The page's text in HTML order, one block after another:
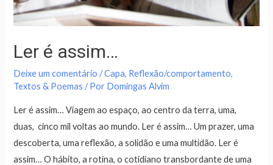
Ler é assim…
Deixe um comentário /Capa, Reflexão/comportamento,
Textos & Poemas / Por Domingas Alvim
Ler é assim… Viagem ao espaço, ao centro da terra, uma,
duas, cinco mil voltas ao mundo. Ler é assim… Um prazer, uma
descoberta, uma reflexão, a solidão e uma multidão. Ler é
assim… O hábito, a rotina, o cotidiano transbordante de uma